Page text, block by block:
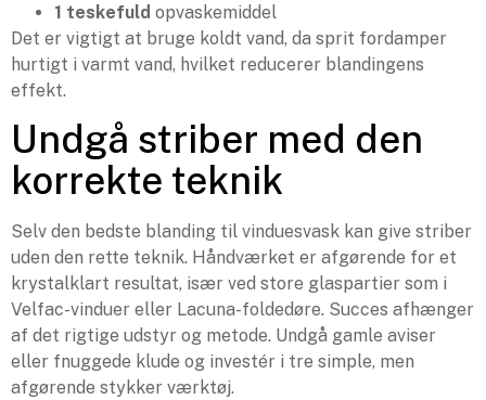
1 teskefuld opvaskemiddel
Det er vigtigt at bruge koldt vand, da sprit fordamper
hurtigt i varmt vand, hvilket reducerer blandingens
effekt.
Undgå striber med den
korrekte teknik
Selv den bedste blanding til vinduesvask kan give striber
uden den rette teknik. Håndværket er afgørende for et
krystalklart resultat, især ved store glaspartier som i
Velfac-vinduer eller Lacuna-foldedøre. Succes afhænger
af det rigtige udstyr og metode. Undgå gamle aviser
eller fnuggede klude og investér i tre simple, men
afgørende stykker værktøj.